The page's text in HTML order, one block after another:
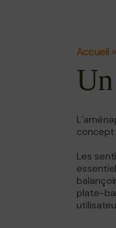
Accueil »
concept
Les
plate-